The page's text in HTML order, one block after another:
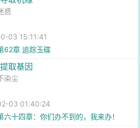
惑
03 15:11:41
62章 追踪玉碟
取基因
染尘
03 01:40:24
六十四章：你们办不到的，我来办！